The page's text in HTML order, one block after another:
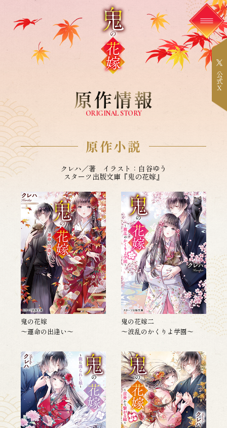
公
式
X
原作情報
ORIGINAL STORY
原作小説
クレハ／著 イラスト：白谷ゆう
スターツ出版文庫『鬼の花嫁』
鬼の花嫁
～運命の出逢い～
鬼の花嫁二
～波乱のかくりよ学園～